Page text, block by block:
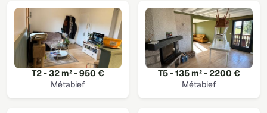
T2 - 32 m² - 950 €
Métabief
T5 - 135 m² - 2200 €
Métabief